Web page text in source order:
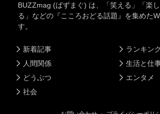
BUZZmag (ばずまぐ) は、「笑える」「楽
る」などの『こころおどる話題』を集めた
す。
新着記事
人間関係
どうぶつ
社会
ランキン
生活と仕
エンタメ